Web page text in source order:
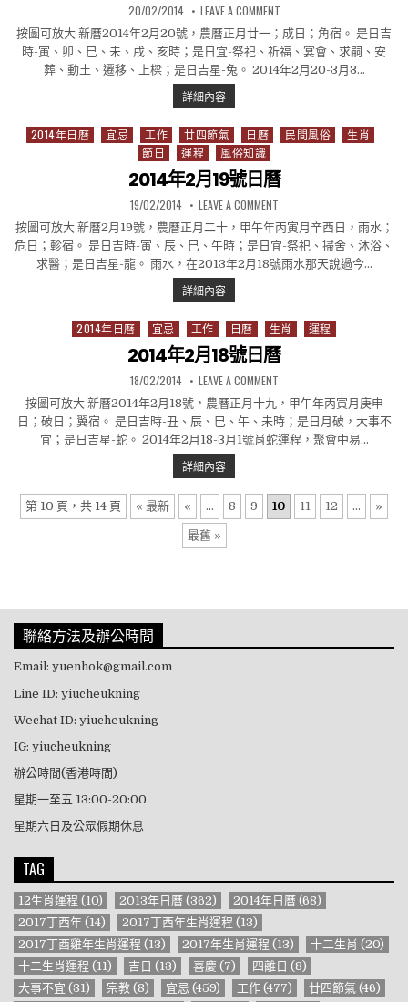
PUBLISHED DATE:
20/02/2014 LEAVE A COMMENTON 2014年2月20號日曆
按圖可放大 新曆2014年2月20號，農曆正月廿一；成日；角宿。 是日吉
時-寅、卯、巳、未、戌、亥時；是日宜-祭祀、祈福、宴會、求嗣、安
葬、動土、遷移、上樑；是日吉星-兔。 2014年2月20-3月3…
詳細內容2014年2月20號日曆
Posted in
2014年日曆 宜忌 工作 廿四節氣 日曆 民間風俗
生肖
節日
運程 風俗知識
2014年2月19號日曆
PUBLISHED DATE:
19/02/2014 LEAVE A COMMENTON 2014年2月19號日曆
按圖可放大 新曆2月19號，農曆正月二十，甲午年丙寅月辛酉日，雨水；
危日；軫宿。 是日吉時-寅、辰、巳、午時；是日宜-祭祀、掃舍、沐浴、
求醫；是日吉星-龍。 雨水，在2013年2月18號雨水那天說過今…
詳細內容2014年2月19號日曆
Posted in
2014年日曆 宜忌 工作 日曆 生肖 運程
2014年2月18號日曆
PUBLISHED DATE:
18/02/2014 LEAVE A COMMENTON 2014年2月18號日曆
按圖可放大 新曆2014年2月18號，農曆正月十九，甲午年丙寅月庚申
日；破日；翼宿。 是日吉時-丑、辰、巳、午、未時；是日月破，大事不
宜；是日吉星-蛇。 2014年2月18-3月1號肖蛇運程，聚會中易…
詳細內容2014年2月18號日曆
第 10 頁，共 14 頁 « 最新 « ... 8 9 10 11 12 ... »
最舊 »
聯絡方法及辦公時間
Email: yuenhok@gmail.com
Line ID: yiucheukning
Wechat ID: yiucheukning
IG: yiucheukning
辦公時間(香港時間)
星期一至五 13:00-20:00
星期六日及公眾假期休息
TAG
12生肖運程 (10) 2013年日曆 (362) 2014年日曆 (68)
2017丁酉年 (14) 2017丁酉年生肖運程 (13)
2017丁酉雞年生肖運程 (13) 2017年生肖運程 (13) 十二生肖 (20)
十二生肖運程 (11) 吉日 (13) 喜慶 (7) 四離日 (8)
大事不宜 (31) 宗教 (8) 宜忌 (459) 工作 (477) 廿四節氣 (46)